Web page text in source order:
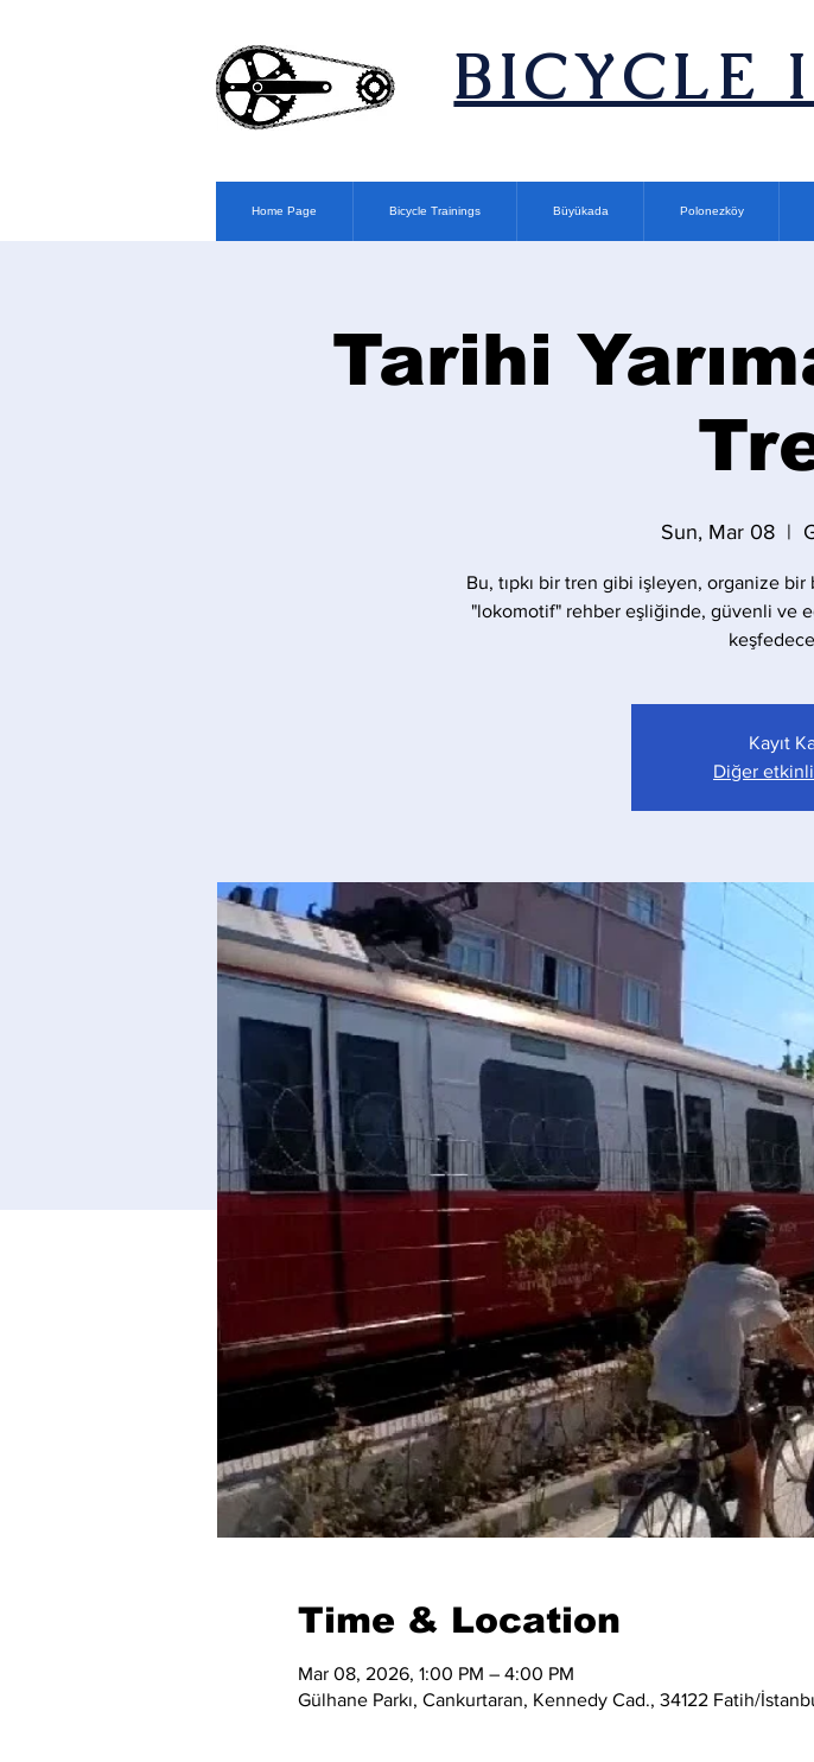
​BICYCLE
Home Page Bicycle Trainings Büyükada Polonezköy
Tarihi
Sun, Mar 08
  |
Bu, tıpkı bir tren gibi işleyen, organize
"lokomotif" rehber eşliğinde, güvenli ve
Kayıt
Diğer
Time & Location
Mar 08, 2026, 1:00 PM – 4:00 PM
Gülhane Parkı, Cankurtaran, Kennedy Cad., 34122 Fatih/